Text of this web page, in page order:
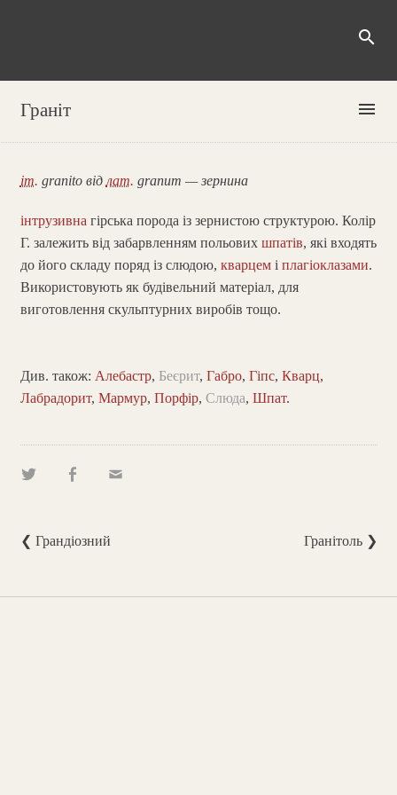
search
Граніт menu
іт. granito від лат. granum — зернина
інтрузивна гірська порода із зернистою структурою. Колір
Г. залежить від забарвленням польових шпатів, які входять
до його складу поряд із слюдою, кварцемі плагіоклазами.
Використовують як будівельний матеріал, для
виготовлення скульптурних виробів тощо.
Див. також: Алебастр, Беєрит, Габро, Гіпс, Кварц,
Лабрадорит, Мармур, Порфір, Слюда, Шпат.
❮ Грандіозний Гранітоль ❯